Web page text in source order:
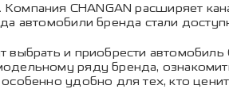
Компания CHANGAN расширяет
автомобили бренда стали
выбрать и приобрести
ряду бренда,
удобно для тех, кто